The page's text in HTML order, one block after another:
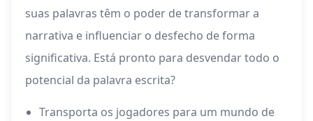
suas palavras têm o poder de transformar a
narrativa e influenciar o desfecho de forma
significativa. Está pronto para desvendar todo o
potencial da palavra escrita?
Transporta os jogadores para um mundo de